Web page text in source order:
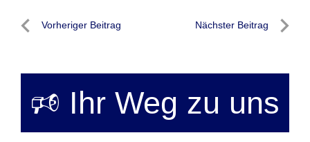
Beitragsnavigation
Vorheriger Beitrag Nächster Beitrag
🕫 Ihr Weg zu uns